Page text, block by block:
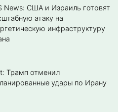
News: США и Израиль готовят
атаку на
инфраструктуру
Трамп отменил
удары по Ирану